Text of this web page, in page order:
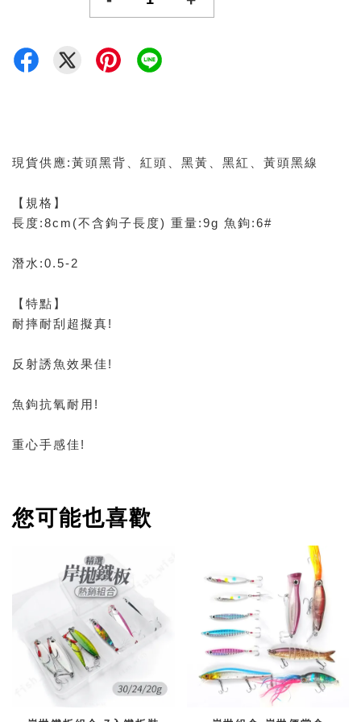
現貨供應:黃頭黑背、紅頭、黑黃、黑紅、黃頭黑線
【規格】
長度:8cm(不含鉤子長度) 重量:9g 魚鉤:6#
潛水:0.5-2
【特點】
耐摔耐刮超擬真!
反射誘魚效果佳!
魚鉤抗氧耐用!
重心手感佳!
您可能也喜歡